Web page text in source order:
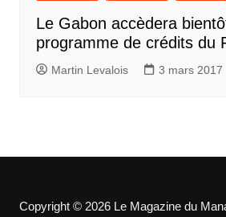
Le Gabon accèdera
programme de crédits du
Martin Levalois 3 mars 2017
Copyright © 2026 Le Magazine du